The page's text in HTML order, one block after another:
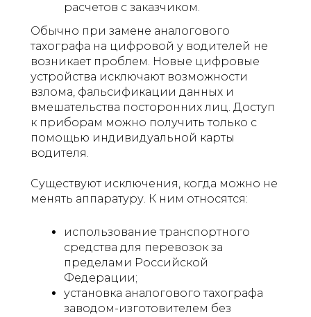
расчетов с заказчиком.
Обычно при замене аналогового
тахографа на цифровой у водителей не
возникает проблем. Новые цифровые
устройства исключают возможности
взлома, фальсификации данных и
вмешательства посторонних лиц. Доступ
к приборам можно получить только с
помощью индивидуальной карты
водителя.
Существуют исключения, когда можно не
менять аппаратуру. К ним относятся:
использование транспортного
средства для перевозок за
пределами Российской
Федерации;
установка аналогового тахографа
заводом-изготовителем без